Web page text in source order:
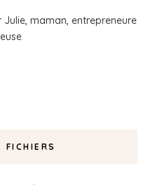
maman, entrepreneure
FICHIERS